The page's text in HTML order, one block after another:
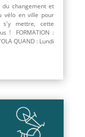
du changement et
vélo en ville pour
s'y mettre, cette
! FORMATION :
QUAND : Lundi